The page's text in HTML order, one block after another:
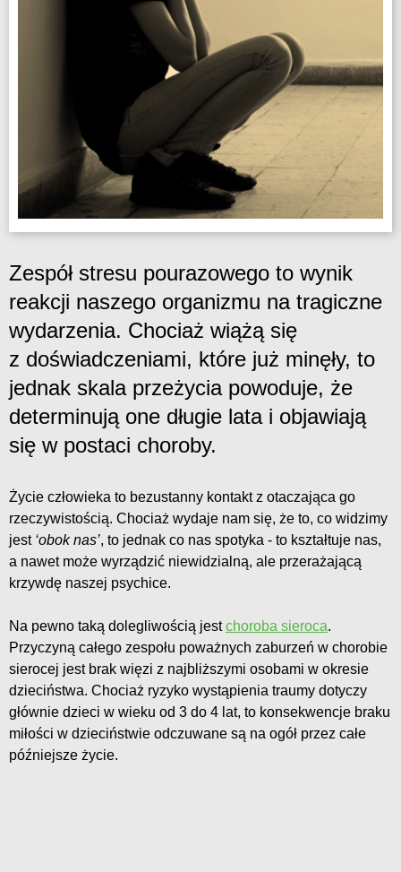
Zespół stresu pourazowego to wynik
reakcji naszego organizmu na tragiczne
wydarzenia. Chociaż wiążą się
z doświadczeniami, które już minęły, to
jednak skala przeżycia powoduje, że
determinują one długie lata i objawiają
się w postaci choroby.
Życie człowieka to bezustanny kontakt z otaczająca go
rzeczywistością. Chociaż wydaje nam się, że to, co widzimy
jest ‘obok nas’, to jednak co nas spotyka - to kształtuje nas,
a nawet może wyrządzić niewidzialną, ale przerażającą
krzywdę naszej psychice.
Na pewno taką dolegliwością jestchoroba sieroca.
Przyczyną całego zespołu poważnych zaburzeń w chorobie
sierocej jest brak więzi z najbliższymi osobami w okresie
dzieciństwa. Chociaż ryzyko wystąpienia traumy dotyczy
głównie dzieci w wieku od 3 do 4 lat, to konsekwencje braku
miłości w dzieciństwie odczuwane są na ogół przez całe
późniejsze życie.